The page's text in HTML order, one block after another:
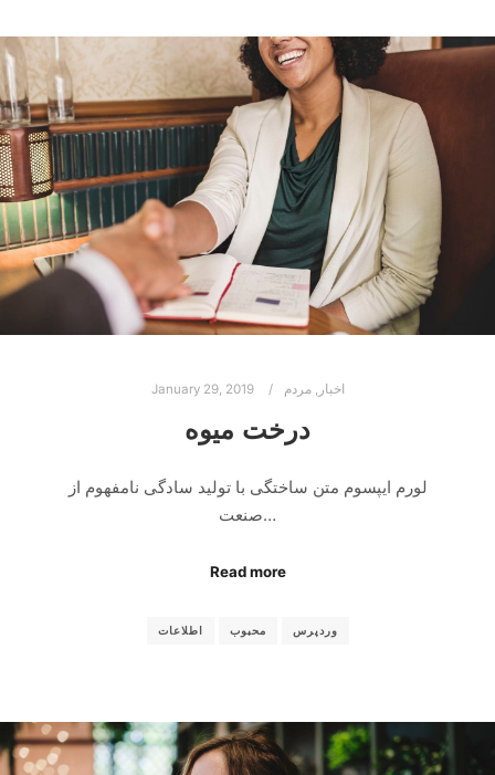
January 29, 2019 اخبار ,مردم
درخت میوه
لورم ایپسوم متن ساختگی با تولید سادگی نامفهوم از
صنعت…
Read more
اطلاعات محبوب وردپرس